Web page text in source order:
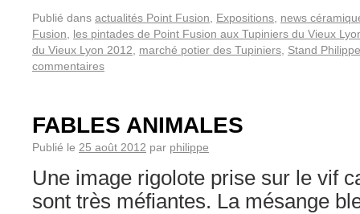
Publié dans actualités Point Fusion Expositions news
Fusion
les pintades de Point Fusion aux Tupiniers du Vieux
du Vieux Lyon 2012
marché potier des Tupiniers Stand
commentaires
FABLES ANIMALES
Publié le 25 août 2012 par philippe
Une image rigolote prise sur le vif
sont très méfiantes. La mésange